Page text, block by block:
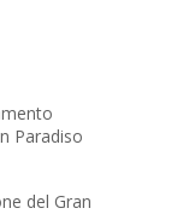
Paradiso
del Gran